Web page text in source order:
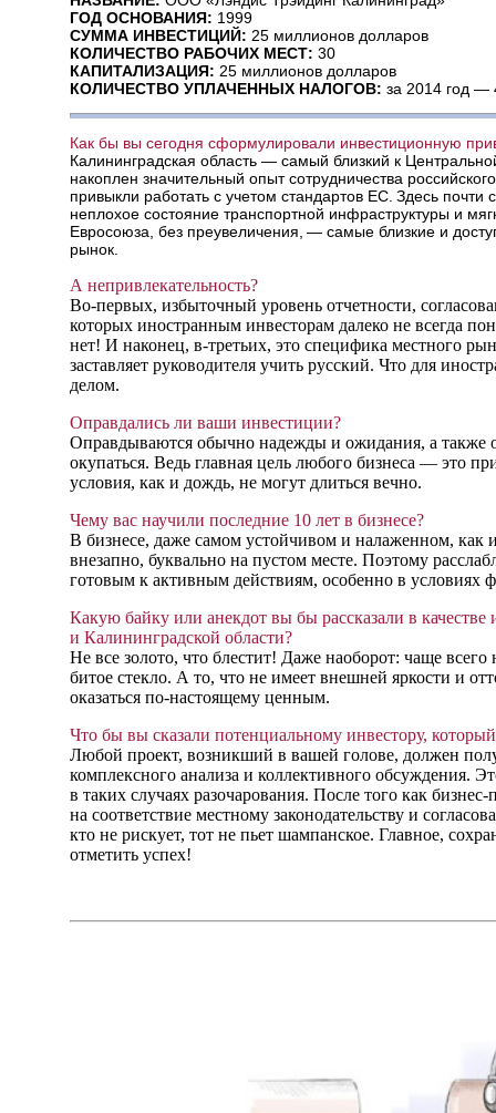
ГОД ОСНОВАНИЯ: 1999
СУММА ИНВЕСТИЦИЙ: 25 миллионов долларов
КОЛИЧЕСТВО РАБОЧИХ МЕСТ: 30
КАПИТАЛИЗАЦИЯ: 25 миллионов долларов
КОЛИЧЕСТВО УПЛАЧЕННЫХ НАЛОГОВ: за 2014 год —
Как бы вы сегодня сформулировали инвестиционную
Калининградская область — самый близкий к
накоплен значительный опыт сотрудничества
привыкли работать с учетом стандартов ЕС. Здесь
неплохое состояние транспортной инфраструктуры и
Евросоюза, без преувеличения, — самые близкие и
рынок.
А непривлекательность?
Во‑первых, избыточный уровень отчетности,
которых иностранным инвесторам далеко не всегда
нет! И наконец, в‑третьих, это специфика местного
заставляет руководителя учить русский. Что для
делом.
Оправдались ли ваши инвестиции?
Оправдываются обычно надежды и ожидания, а также
окупаться. Ведь главная цель любого бизнеса — это
условия, как и дождь, не могут длиться вечно.
Чему вас научили последние 10 лет в бизнесе?
В бизнесе, даже самом устойчивом и налаженном,
внезапно, буквально на пустом месте. Поэтому
готовым к активным действиям, особенно в условиях
Какую байку или анекдот вы бы рассказали в
и Калининградской области?
Не все золото, что блестит! Даже наоборот: чаще
битое стекло. А то, что не имеет внешней яркости и
оказаться по-настоящему ценным.
Что бы вы сказали потенциальному инвестору,
Любой проект, возникший в вашей голове, должен
комплексного анализа и коллективного обсуждения.
в таких случаях разочарования. После того как
на соответствие местному законодательству и
кто не рискует, тот не пьет шампанское. Главное,
отметить успех!